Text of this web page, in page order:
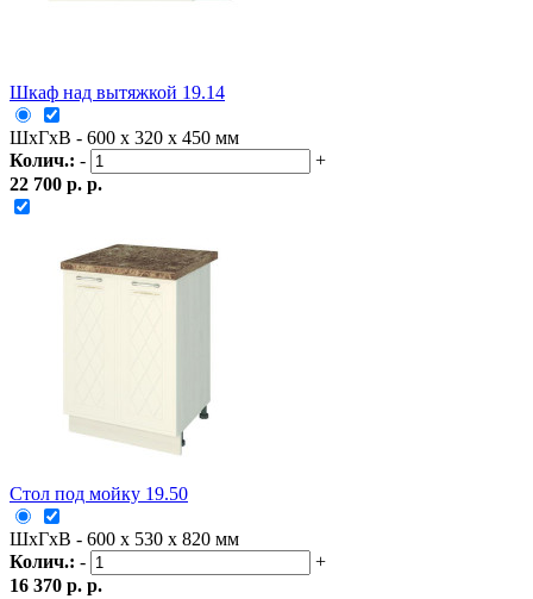
Шкаф над вытяжкой 19.14
ШxГxВ - 600 x 320 x 450 мм
Колич.: -
+
22 700 р. р.
Стол под мойку 19.50
ШxГxВ - 600 x 530 x 820 мм
Колич.: -
+
16 370 р. р.